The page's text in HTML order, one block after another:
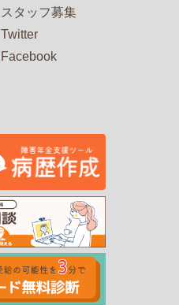
スタッフ募集
Twitter
Facebook